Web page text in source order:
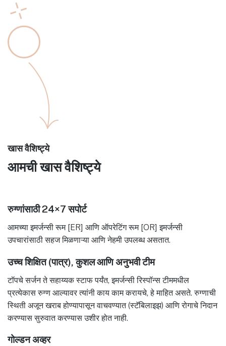
खास वैशिष्ट्ये
आमची खास वैशिष्ट्ये
रुग्णांसाठी 24×7 सपोर्ट
आमच्या इमर्जन्सी रूम [ER] आणि ऑपरेटिंग रूम [OR] इमर्जन्सी
उपचारांसाठी सहज मिळणाऱ्या आणि नेहमी उपलब्ध असतात.
उच्च शिक्षित (पात्र), कुशल आणि अनुभवी टीम
टॉपचे सर्जन ते सहाय्यक स्टाफ पर्यंत, इमर्जन्सी रिस्पॉन्स टीममधील
प्रत्येकास रुग्ण आल्यावर त्यांनी काय काम करायचे, हे माहित असते. रुग्णाची
स्थिती अजून खराब होण्यापासून वाचवण्यात (स्टॅबिलाइझ) आणि रोगाचे निदान
करण्यास सुरुवात करण्यास उशीर होत नाही.
गोल्डन अव्हर